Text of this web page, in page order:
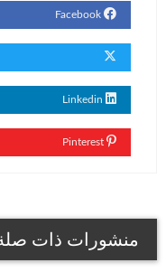
منشورات ذات